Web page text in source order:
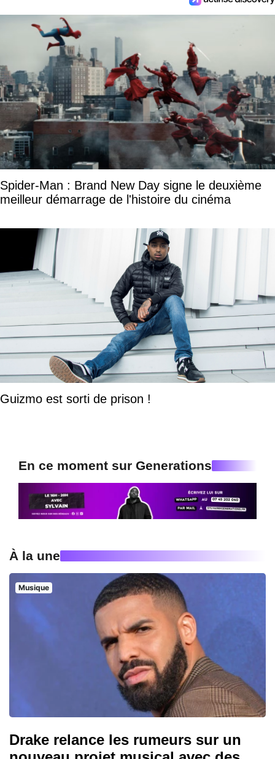
Spider-Man : Brand New Day signe le deuxième
meilleur démarrage de l'histoire du cinéma
Guizmo est sorti de prison !
En ce moment sur Generations
À la une
Musique
Drake relance les rumeurs sur un